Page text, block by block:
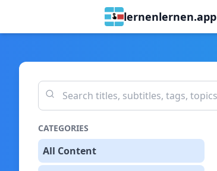
lernenlernen.app
CATEGORIES
All Content